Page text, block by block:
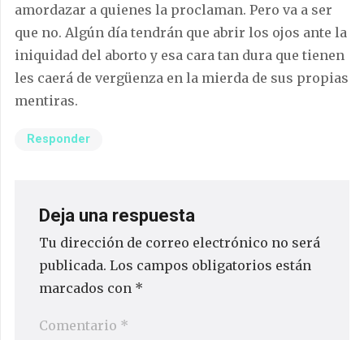
amordazar a quienes la proclaman. Pero va a ser
que no. Algún día tendrán que abrir los ojos ante la
iniquidad del aborto y esa cara tan dura que tienen
les caerá de vergüenza en la mierda de sus propias
mentiras.
Responder
Deja una respuesta
Tu dirección de correo electrónico no será
publicada. Los campos obligatorios están
marcados con *